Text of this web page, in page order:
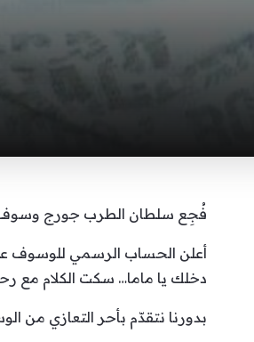
فُجِع سلطان الطرب جورج وسوف
أعلن الحساب الرسمي للوسوف
دخلك يا ماما… سكت الكلام مع
بدورنا نتقدّم بأحر التعازي من